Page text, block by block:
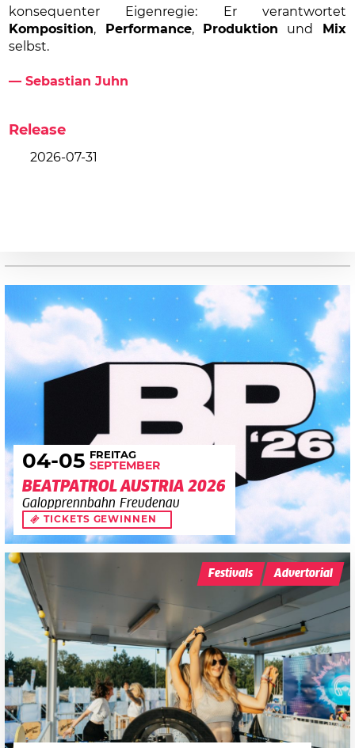
konsequenter Eigenregie: Er verantwortet
Komposition, Performance, Produktion und
Mix
selbst.
— Sebastian Juhn
Release
2026-07-31
04-05 FREITAG
SEPTEMBER
BEATPATROL AUSTRIA 2026
Galopprennbahn Freudenau
TICKETS GEWINNEN
Festivals Advertorial